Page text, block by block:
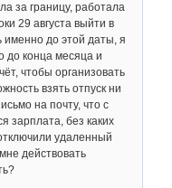
за границу, работала
29 августа выйти в
именно до этой даты, я
до конца месяца и
чтобы организовать
взять отпуск ни
на почту, что с
зарплата, без каких
удаленный
действовать